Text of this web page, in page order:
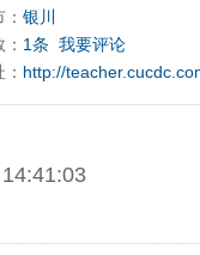
银川
1条 我要评论
http://